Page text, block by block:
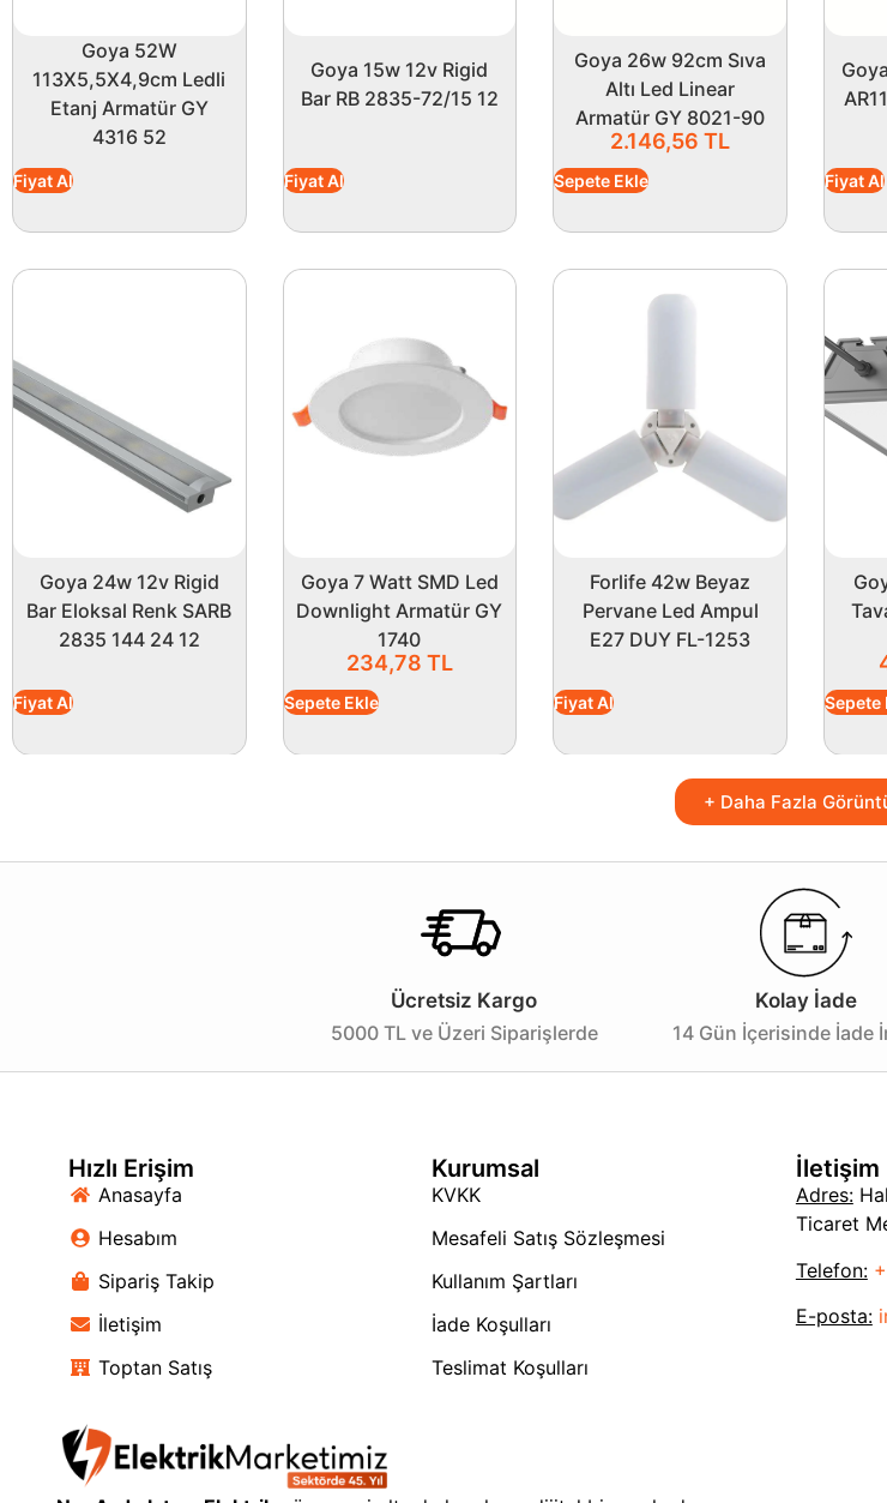
Goya 52W
113X5,5X4,9cm Ledli
Etanj Armatür GY
4316 52
Fiyat Al
Goya 15w 12v Rigid
Bar RB 2835-72/15 12
Fiyat Al
Goya 26w 92cm Sıva
Altı Led Linear
Armatür GY 8021-90
2.146,56 TL
Sepete Ekle Fiyat Al
Goya 24w 12v Rigid
Bar Eloksal Renk SARB
2835 144 24 12
Fiyat Al
Goya 7 Watt SMD Led
Downlight Armatür GY
1740
234,78 TL
Sepete Ekle
Forlife 42w Beyaz
Pervane Led Ampul
E27 DUY FL-1253
Fiyat Al Sepete
+ Daha Fazla
Ücretsiz Kargo
5000 TL ve Üzeri Siparişlerde
Kolay İade
14 Gün İçerisinde İade
Hızlı Erişim
Anasayfa
Hesabım
Sipariş Takip
İletişim
Toptan Satış
Kurumsal
KVKK
Mesafeli Satış Sözleşmesi
Kullanım Şartları
İade Koşulları
Teslimat Koşulları
İletişim
Adres:
Ticaret
Telefon:
E-posta: